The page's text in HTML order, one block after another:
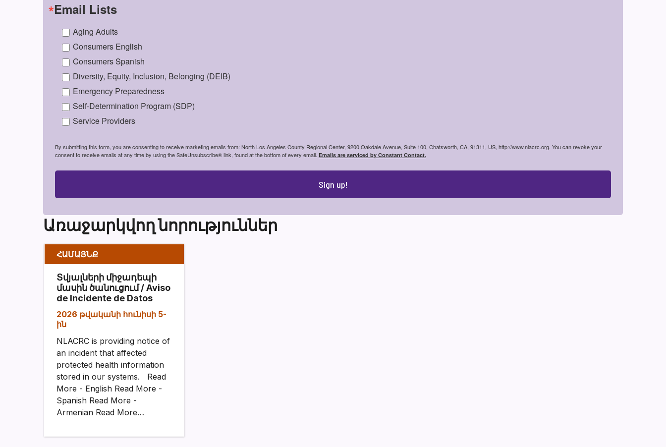
Email Lists
Aging Adults
Consumers English
Consumers Spanish
Diversity, Equity, Inclusion, Belonging (DEIB)
Emergency Preparedness
Self-Determination Program (SDP)
Service Providers
By submitting this form, you are consenting to receive marketing emails from: North Los Angeles County Regional Center, 9200 Oakdale Avenue, Suite 100, Chatsworth, CA, 91311, US, http://www.nlacrc.org. You can revoke your
consent to receive emails at any time by using the SafeUnsubscribe® link, found at the bottom of every email. Emails are serviced by Constant Contact.
Sign up!
Առաջարկվող նորություններ
ՀԱՄԱՅՆՔ
Տվյալների միջադեպի
մասին ծանուցում / Aviso
de Incidente de Datos
2026 թվականի հունիսի 5-
ին
NLACRC is providing notice of
an incident that affected
protected health information
stored in our systems. Read
More - English Read More -
Spanish Read More -
Armenian Read More…